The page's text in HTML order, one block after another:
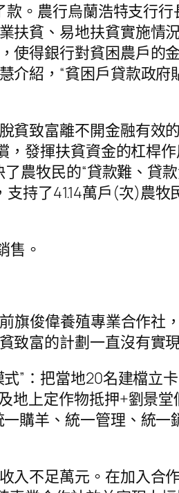
。農行烏蘭浩特支行
扶貧、易地扶貧實施情
得銀行對貧困農戶的
介紹，“貧困戶貸款政府
貧致富離不開金融有效
，發揮扶貧資金的杠桿
農牧民的“貸款難、貸
持了41.14萬戶(次)農牧
售。
旗俊偉養殖專業合作社
致富的計劃一直沒有實
”：把當地20名建檔立
地上定作物抵押+劉景
購羊、統一管理、統一
入不足萬元。在加入合